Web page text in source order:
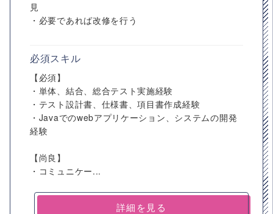
見
・必要であれば改修を行う
必須スキル
【必須】
・単体、結合、総合テスト実施経験
・テスト設計書、仕様書、項目書作成経験
・Javaでのwebアプリケーション、システムの開発
経験
【尚良】
・コミュニケー...
詳細を見る